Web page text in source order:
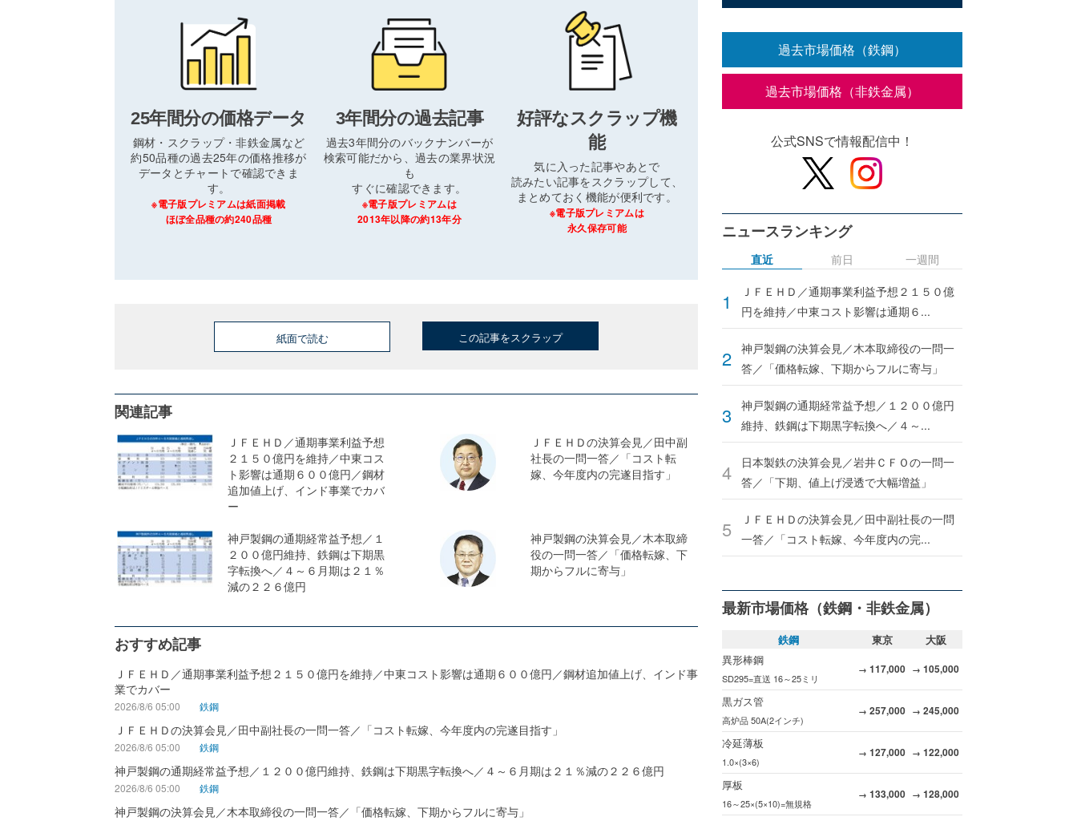
25年間分の価格データ
鋼材・スクラップ・非鉄金属など
約50品種の過去25年の価格推移が
データとチャートで確認できま
す。
※電子版プレミアムは紙面掲載
ほぼ全品種の約240品種
3年間分の過去記事
過去3年間分のバックナンバーが
検索可能だから、過去の業界状況
も
すぐに確認できます。
※電子版プレミアムは
2013年以降の約13年分
好評なスクラップ機
能
気に入った記事やあとで
読みたい記事をスクラップして、
まとめておく機能が便利です。
※電子版プレミアムは
永久保存可能
紙面で読む この記事をスクラップ
関連記事
ＪＦＥＨＤ／通期事業利益予想
２１５０億円を維持／中東コス
ト影響は通期６００億円／鋼材
追加値上げ、インド事業でカバ
ー
ＪＦＥＨＤの決算会見／田中副
社長の一問一答／「コスト転
嫁、今年度内の完遂目指す」
神戸製鋼の通期経常益予想／１
２００億円維持、鉄鋼は下期黒
字転換へ／４～６月期は２１％
減の２２６億円
神戸製鋼の決算会見／木本取締
役の一問一答／「価格転嫁、下
期からフルに寄与」
おすすめ記事
ＪＦＥＨＤ／通期事業利益予想２１５０億円を維持／中東コスト影響は通期６００億円／鋼材追加値上げ、インド事
業でカバー
2026/8/6 05:00 鉄鋼
ＪＦＥＨＤの決算会見／田中副社長の一問一答／「コスト転嫁、今年度内の完遂目指す」
2026/8/6 05:00 鉄鋼
神戸製鋼の通期経常益予想／１２００億円維持、鉄鋼は下期黒字転換へ／４～６月期は２１％減の２２６億円
2026/8/6 05:00 鉄鋼
神戸製鋼の決算会見／木本取締役の一問一答／「価格転嫁、下期からフルに寄与」
過去市場価格（鉄鋼）
過去市場価格（非鉄金属）
公式SNSで情報配信中！
ニュースランキング
直近
ＪＦＥＨＤ／通期事業利益予想２１５０億
円を維持／中東コスト影響は通期６...
神戸製鋼の決算会見／木本取締役の一問一
答／「価格転嫁、下期からフルに寄与」
神戸製鋼の通期経常益予想／１２００億円
維持、鉄鋼は下期黒字転換へ／４～...
日本製鉄の決算会見／岩井ＣＦＯの一問一
答／「下期、値上げ浸透で大幅増益」
ＪＦＥＨＤの決算会見／田中副社長の一問
一答／「コスト転嫁、今年度内の完...
前日 一週間
最新市場価格（鉄鋼・非鉄金属）
鉄鋼 東京
大阪
異形棒鋼
SD295=直送 16～25ミリ
→ 117,000 → 105,000
黒ガス管
高炉品 50A(2インチ)
→ 257,000 → 245,000
冷延薄板
1.0×(3×6)
→ 127,000 → 122,000
厚板
16～25×(5×10)=無規格
→ 133,000 → 128,000